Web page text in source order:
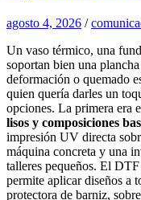
agosto 4, 2026 /
Un vaso térmico, una
soportan bien una
deformación o quemado
quien quería darles un
opciones. La primera era
lisos y composiciones
impresión UV directa
máquina concreta y una
talleres pequeños. El
permite aplicar diseños a
protectora de barniz,